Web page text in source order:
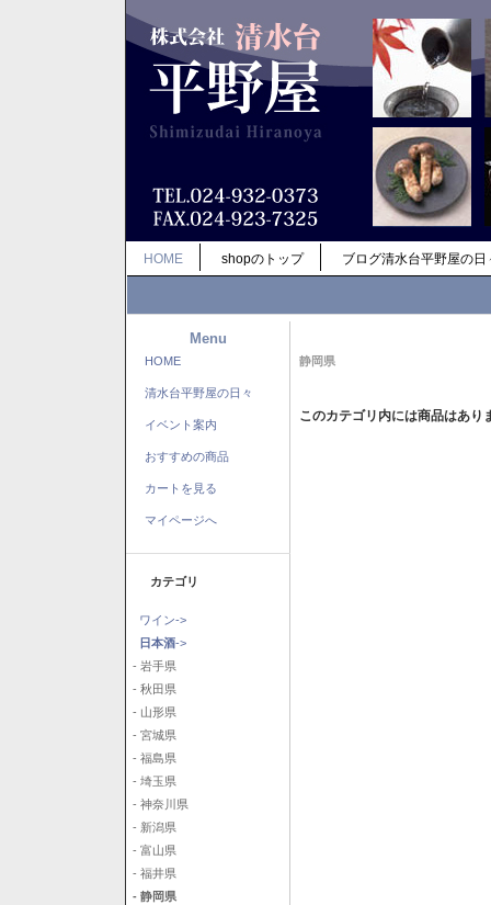
HOME shopのトップ ブログ清水台平野屋の日
Menu
HOME
清水台平野屋の日々
イベント案内
おすすめの商品
カートを見る
マイページへ
カテゴリ
ワイン->
日本酒->
- 岩手県
- 秋田県
- 山形県
- 宮城県
- 福島県
- 埼玉県
- 神奈川県
- 新潟県
- 富山県
- 福井県
- 静岡県
静岡県
このカテゴリ内には商品はあり